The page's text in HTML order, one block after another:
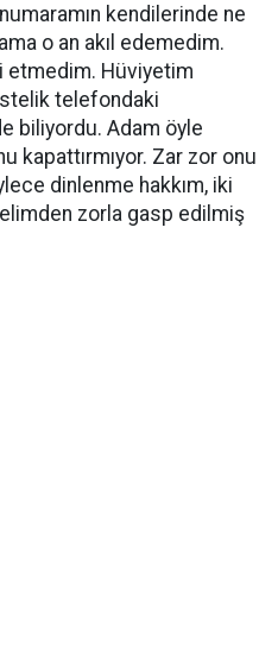
kendilerinde ne
o an akıl edemedim.
etmedim. Hüviyetim
telefondaki
biliyordu. Adam öyle
kapattırmıyor. Zar zor onu
dinlenme hakkım, iki
zorla gasp edilmiş